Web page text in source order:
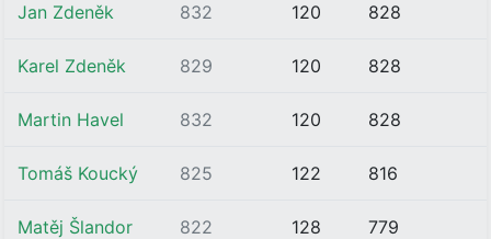
Jan Zdeněk 832 120 828
Karel Zdeněk 829 120 828
Martin Havel 832 120 828
Tomáš Koucký 825 122 816
Matěj Šlandor 822 128 779